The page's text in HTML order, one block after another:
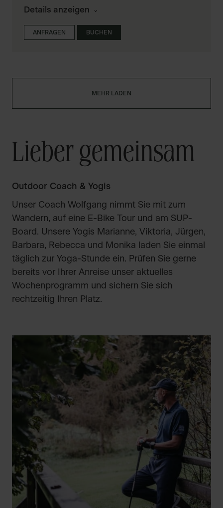
Details anzeigen
ANFRAGEN BUCHEN
MEHR LADEN
Lieber gemeinsam
Outdoor Coach & Yogis
Unser Coach Wolfgang nimmt Sie mit zum
Wandern, auf eine E-Bike Tour und am SUP-
Board. Unsere Yogis Marianne, Viktoria, Jürgen,
Barbara, Rebecca und Monika laden Sie einmal
täglich zur Yoga-Stunde ein. Prüfen Sie gerne
bereits vor Ihrer Anreise unser aktuelles
Wochenprogramm und sichern Sie sich
rechtzeitig Ihren Platz.